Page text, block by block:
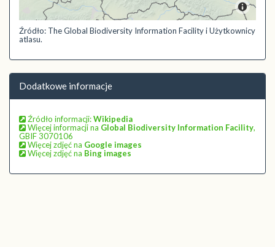
Źródło: The Global Biodiversity Information Facility i Użytkownicy
atlasu.
Dodatkowe informacje
Źródło informacji:Wikipedia
Więcej informacji na Global Biodiversity Information Facility,
GBIF 3070106
Więcej zdjęć na Google images
Więcej zdjęć na Bing images